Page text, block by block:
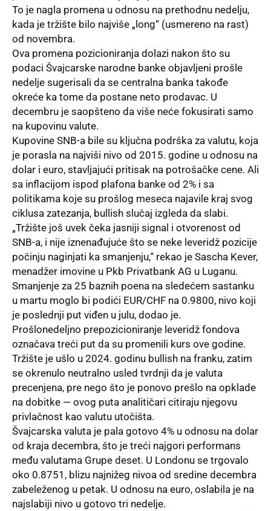
To je nagla promena u odnosu na prethodnu nedelju,
kada je tržište bilo najviše „long“ (usmereno na rast)
od novembra.
Ova promena pozicioniranja dolazi nakon što su
podaci Švajcarske narodne banke objavljeni prošle
nedelje sugerisali da se centralna banka takođe
okreće ka tome da postane neto prodavac. U
decembru je saopšteno da više neće fokusirati samo
na kupovinu valute.
Kupovine SNB-a bile su ključna podrška za valutu, koja
je porasla na najviši nivo od 2015. godine u odnosu na
dolar i euro, stavljajući pritisak na potrošačke cene. Ali
sa inflacijom ispod plafona banke od 2% i sa
politikama koje su prošlog meseca najavile kraj svog
ciklusa zatezanja, bullish slučaj izgleda da slabi.
„Tržište još uvek čeka jasniji signal i otvorenost od
SNB-a, i nije iznenađujuće što se neke leveridž pozicije
počinju naginjati ka smanjenju,“ rekao je Sascha Kever,
menadžer imovine u Pkb Privatbank AG u Luganu.
Smanjenje za 25 baznih poena na sledećem sastanku
u martu moglo bi podići EUR/CHF na 0.9800, nivo koji
je poslednji put viđen u julu, dodao je.
Prošlonedeljno prepozicioniranje leveridž fondova
označava treći put da su promenili kurs ove godine.
Tržište je ušlo u 2024. godinu bullish na franku, zatim
se okrenulo neutralno usled tvrdnji da je valuta
precenjena, pre nego što je ponovo prešlo na opklade
na dobitke — ovog puta analitičari citiraju njegovu
privlačnost kao valutu utočišta.
Švajcarska valuta je pala gotovo 4% u odnosu na dolar
od kraja decembra, što je treći najgori performans
među valutama Grupe deset. U Londonu se trgovalo
oko 0.8751, blizu najnižeg nivoa od sredine decembra
zabeleženog u petak. U odnosu na euro, oslabila je na
najslabiji nivo u gotovo tri nedelje.